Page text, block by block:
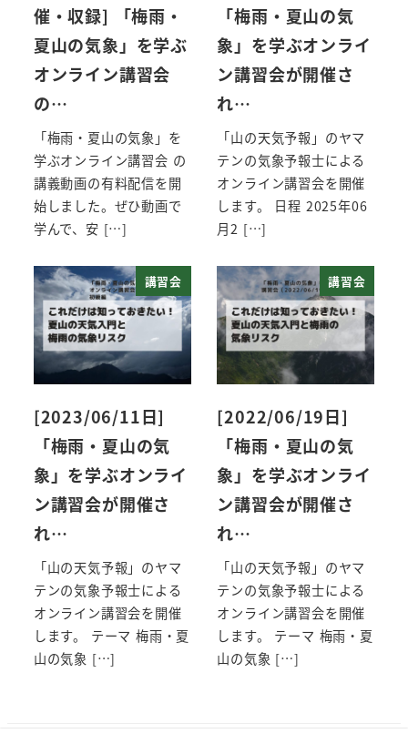
催・収録] 「梅雨・
夏山の気象」を学ぶ
オンライン講習会
の…
「梅雨・夏山の気象」を
学ぶオンライン講習会 の
講義動画の有料配信を開
始しました。ぜひ動画で
学んで、安 […]
「梅雨・夏山の気
象」を学ぶオンライ
ン講習会が開催さ
れ…
「山の天気予報」のヤマ
テンの気象予報士による
オンライン講習会を開催
します。 日程 2025年06
月2 […]
講習会
[2023/06/11日]
「梅雨・夏山の気
象」を学ぶオンライ
ン講習会が開催さ
れ…
「山の天気予報」のヤマ
テンの気象予報士による
オンライン講習会を開催
します。 テーマ 梅雨・夏
山の気象 […]
講習会
[2022/06/19日]
「梅雨・夏山の気
象」を学ぶオンライ
ン講習会が開催さ
れ…
「山の天気予報」のヤマ
テンの気象予報士による
オンライン講習会を開催
します。 テーマ 梅雨・夏
山の気象 […]